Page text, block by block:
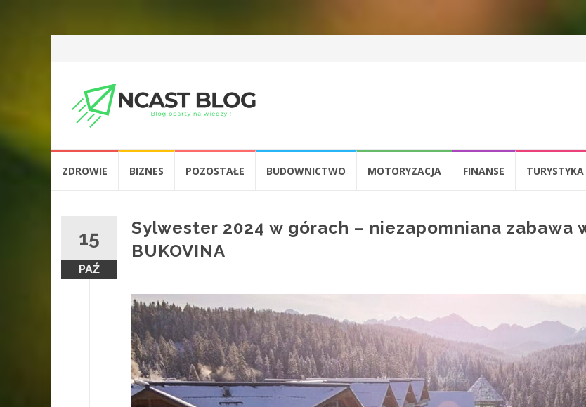
ZDROWIE BIZNES POZOSTAŁE BUDOWNICTWO MOTORYZACJA FINANSE TURYSTYKA
15
PAŹ
Sylwester 2024 w górach – niezapomniana zabawa
BUKOVINA